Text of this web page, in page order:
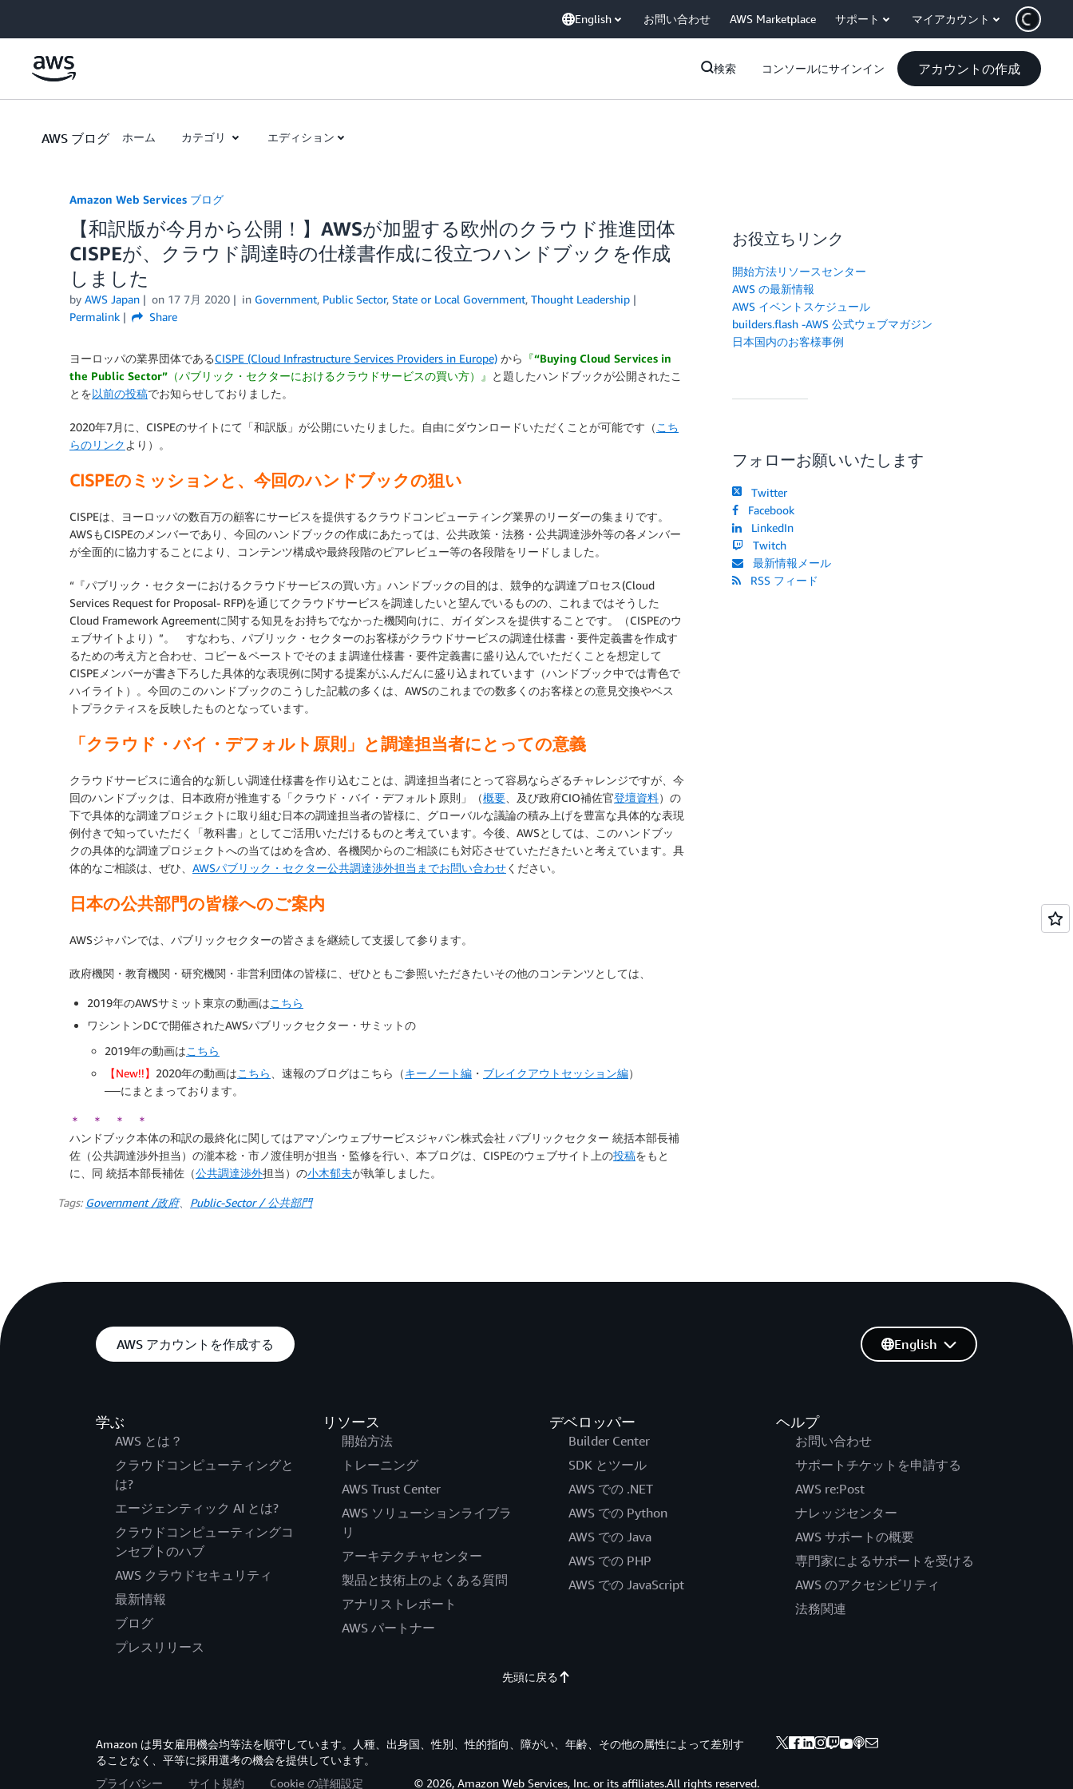
English お問い合わせ AWS Marketplace サポート マイアカウント
検索 コンソールにサインイン アカウントの作成
AWS ブログ ホーム カテゴリ エディション
Amazon Web Services ブログ
【和訳版が今月から公開！】AWSが加盟する欧州のクラウド推進団体
CISPEが、クラウド調達時の仕様書作成に役立つハンドブックを作成
しました
by AWS Japan on 17 7月 2020 in Government, Public Sector, State or Local Government, Thought Leadership
Permalink
Share
ヨーロッパの業界団体であるCISPE (Cloud Infrastructure Services Providers in Europe) から 『“Buying Cloud Services in
the Public Sector”（パブリック・セクターにおけるクラウドサービスの買い方）』 と題したハンドブックが公開されたこ
とを以前の投稿でお知らせしておりました。
2020年7月に、CISPEのサイトにて「和訳版」が公開にいたりました。自由にダウンロードいただくことが可能です（ こち
らのリンク より）。
CISPEのミッションと、今回のハンドブックの狙い
CISPEは、ヨーロッパの数百万の顧客にサービスを提供するクラウドコンピューティング業界のリーダーの集まりです。
AWSもCISPEのメンバーであり、今回のハンドブックの作成にあたっては、公共政策・法務・公共調達渉外等の各メンバー
が全面的に協力することにより、コンテンツ構成や最終段階のピアレビュー等の各段階をリードしました。
“『パブリック・セクターにおけるクラウドサービスの買い方』ハンドブックの目的は、競争的な調達プロセス(Cloud
Services Request for Proposal- RFP)を通じてクラウドサービスを調達したいと望んでいるものの、これまではそうした
Cloud Framework Agreementに関する知見をお持ちでなかった機関向けに、ガイダンスを提供することです。（CISPEのウ
ェブサイトより）”。 すなわち、パブリック・セクターのお客様がクラウドサービスの調達仕様書・要件定義書を作成す
るための考え方と合わせ、コピー＆ペーストでそのまま調達仕様書・要件定義書に盛り込んでいただくことを想定して
CISPEメンバーが書き下ろした具体的な表現例に関する提案がふんだんに盛り込まれています（ハンドブック中では青色で
ハイライト）。今回のこのハンドブックのこうした記載の多くは、AWSのこれまでの数多くのお客様との意見交換やベス
トプラクティスを反映したものとなっています。
「クラウド・バイ・デフォルト原則」と調達担当者にとっての意義
クラウドサービスに適合的な新しい調達仕様書を作り込むことは、調達担当者にとって容易ならざるチャレンジですが、今
回のハンドブックは、日本政府が推進する「クラウド・バイ・デフォルト原則」（概要 、及び政府CIO補佐官登壇資料）の
下で具体的な調達プロジェクトに取り組む日本の調達担当者の皆様に、グローバルな議論の積み上げを豊富な具体的な表現
例付きで知っていただく「教科書」としてご活用いただけるものと考えています。今後、AWSとしては、このハンドブッ
クの具体的な調達プロジェクトへの当てはめを含め、各機関からのご相談にも対応させていただきたいと考えています。具
体的なご相談は、ぜひ、 AWSパブリック・セクター公共調達渉外担当までお問い合わせください。
日本の公共部門の皆様へのご案内
AWSジャパンでは、パブリックセクターの皆さまを継続して支援して参ります。
政府機関・教育機関・研究機関・非営利団体の皆様に、ぜひともご参照いただきたいその他のコンテンツとしては、
2019年のAWSサミット東京の動画はこちら
ワシントンDCで開催されたAWSパブリックセクター・サミットの
2019年の動画はこちら
【New!!】 2020年の動画はこちら 、速報のブログはこちら（キーノート編 ・ ブレイクアウトセッション編）
──にまとまっております。
＊ ＊ ＊ ＊
ハンドブック本体の和訳の最終化に関してはアマゾンウェブサービスジャパン株式会社 パブリックセクター 統括本部長補
佐（公共調達渉外担当）の瀧本稔・市ノ渡佳明が担当・監修を行い、本ブログは、CISPEのウェブサイト上の投稿をもと
に、同 統括本部長補佐（公共調達渉外担当）の小木郁夫が執筆しました。
Tags: Government /政府、 Public-Sector / 公共部門
お役立ちリンク
開始方法リソースセンター
AWS の最新情報
AWS イベントスケジュール
builders.flash -AWS 公式ウェブマガジン
日本国内のお客様事例
フォローお願いいたします
Twitter
Facebook
LinkedIn
Twitch
最新情報メール
RSS フィード
AWS アカウントを作成する
学ぶ
AWS とは？
クラウドコンピューティングと
は?
エージェンティック AI とは?
クラウドコンピューティングコ
ンセプトのハブ
AWS クラウドセキュリティ
最新情報
ブログ
プレスリリース
リソース
開始方法
トレーニング
AWS Trust Center
AWS ソリューションライブラ
リ
アーキテクチャセンター
製品と技術上のよくある質問
アナリストレポート
AWS パートナー
デベロッパー
Builder Center
SDK とツール
AWS での .NET
AWS での Python
AWS での Java
AWS での PHP
AWS での JavaScript
ヘルプ
お問い合わせ
サポートチケットを申請する
AWS re:Post
ナレッジセンター
AWS サポートの概要
専門家によるサポートを受ける
AWS のアクセシビリティ
法務関連
English
先頭に戻る
Amazon は男女雇用機会均等法を順守しています。人種、出身国、性別、性的指向、障がい、年齢、その他の属性によって差別す
ることなく、平等に採用選考の機会を提供しています。
プライバシー
サイト規約 Cookie の詳細設定 © 2026, Amazon Web Services, Inc. or its affiliates.All rights reserved.